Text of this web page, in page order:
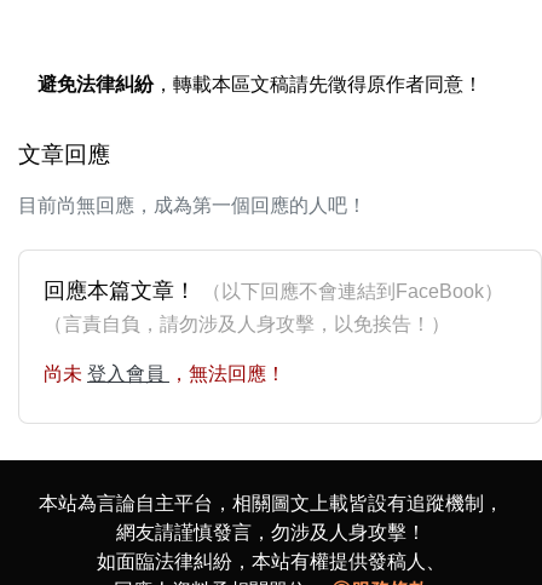
避免法律糾紛，轉載本區文稿請先徵得原作者同意！
文章回應
目前尚無回應，成為第一個回應的人吧！
回應本篇文章！
（以下回應不會連結到FaceBook）
（言責自負，請勿涉及人身攻擊，以免挨告！）
尚未 登入會員 ，無法回應！
本站為言論自主平台，相關圖文上載皆設有追蹤機制，
網友請謹慎發言，勿涉及人身攻擊！
如面臨法律糾紛，本站有權提供發稿人、